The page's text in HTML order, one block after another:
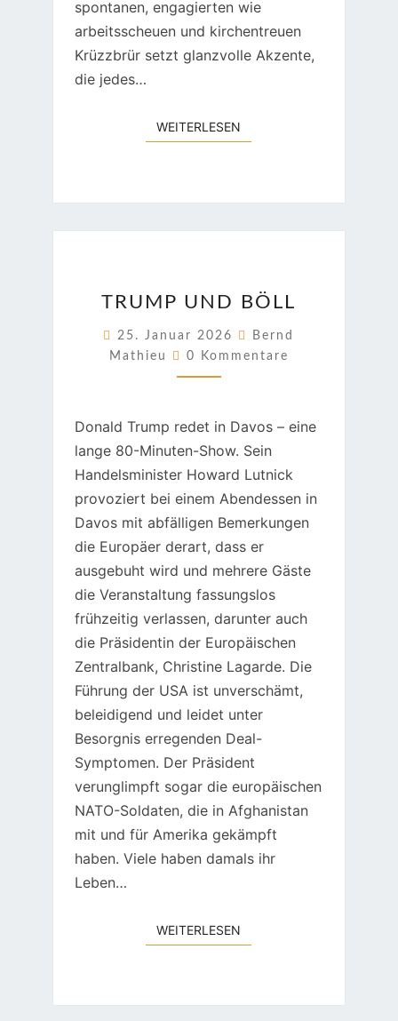
spontanen, engagierten wie
arbeitsscheuen und kirchentreuen
Krüzzbrür setzt glanzvolle Akzente,
die jedes…
WEITERLESEN
UND
BÖLL
TRUMP UND BÖLL
25. Januar 2026
Bernd
Mathieu
Kommentare
0 Kommentare
Donald Trump redet in Davos – eine
lange 80-Minuten-Show. Sein
Handelsminister Howard Lutnick
provoziert bei einem Abendessen in
Davos mit abfälligen Bemerkungen
die Europäer derart, dass er
ausgebuht wird und mehrere Gäste
die Veranstaltung fassungslos
frühzeitig verlassen, darunter auch
die Präsidentin der Europäischen
Zentralbank, Christine Lagarde. Die
Führung der USA ist unverschämt,
beleidigend und leidet unter
Besorgnis erregenden Deal-
Symptomen. Der Präsident
verunglimpft sogar die europäischen
NATO-Soldaten, die in Afghanistan
mit und für Amerika gekämpft
haben. Viele haben damals ihr
Leben…
WEITERLESEN